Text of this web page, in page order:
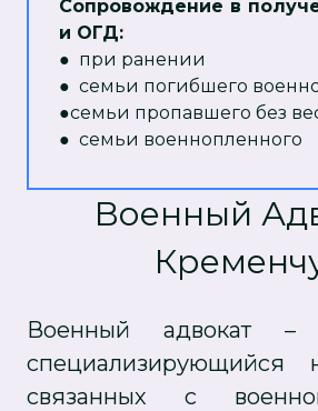
Сопровождение в
и ОГД:
● при ранении
● семьи погибшего
●семьи пропавшего без
● семьи военнопленного
Военный
Военный адвокат –
специализирующийся
связанных с